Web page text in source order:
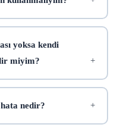
yoksa kendi
miyim?
nedir?